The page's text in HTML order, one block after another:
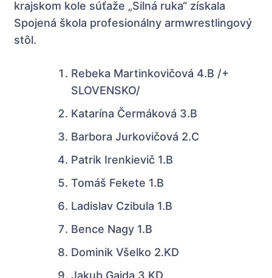
krajskom kole súťaže „Silná ruka“ získala
Spojená škola profesionálny armwrestlingový
stôl.
Rebeka Martinkovičová 4.B /+
SLOVENSKO/
Katarína Čermáková 3.B
Barbora Jurkovičová 2.C
Patrik Irenkievič 1.B
Tomáš Fekete 1.B
Ladislav Czibula 1.B
Bence Nagy 1.B
Dominik Všelko 2.KD